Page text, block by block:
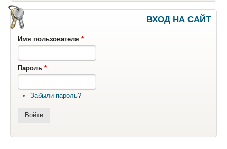
ВХОД НА САЙТ
Имя пользователя *
Пароль *
Забыли пароль?